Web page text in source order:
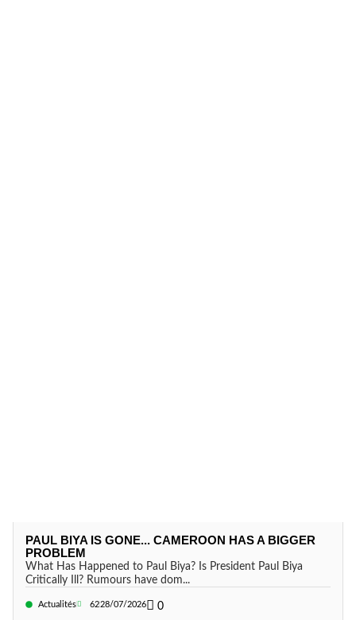
PAUL BIYA IS GONE... CAMEROON HAS A BIGGER
PROBLEM
What Has Happened to Paul Biya? Is President Paul Biya
Critically Ill? Rumours have dom...
Actualités 6228/07/2026 0